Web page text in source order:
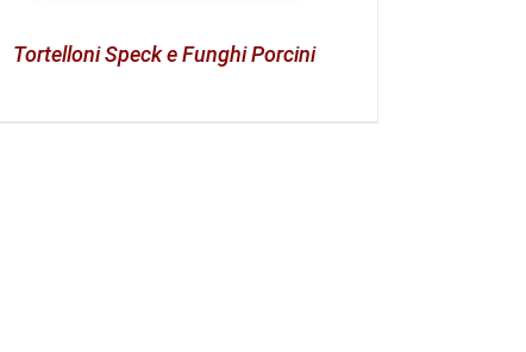
Tortelloni Speck e Funghi Porcini